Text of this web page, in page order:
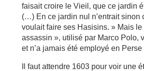
faisait croire le Vieil, que ce jardin
(…) En ce jardin nul n’entrait sinon
voulait faire ses Hasisins. » Mais le
assassin », utilisé par Marco Polo,
et n’a jamais été employé en
Il faut attendre 1603 pour voir une